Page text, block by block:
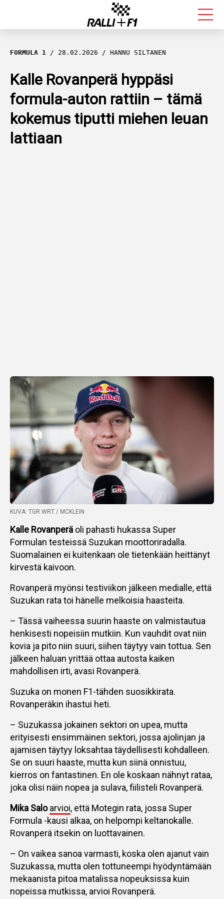
FORMULA 1
RALLI
KALLE ROVANPERÄ
VALTTERI BOTTAS
FORMULA 1 28.02.2026 HANNU SILTANEN
Kalle Rovanperä hyppäsi
formula-auton rattiin – tämä
kokemus tiputti miehen leuan
lattiaan
KUVA: TGR WRT / MCKLEIN
Kalle Rovanperä oli pahasti hukassa Super
Formulan testeissä Suzukan moottoriradalla.
Suomalainen ei kuitenkaan ole tietenkään heittänyt
kirvestä kaivoon.
Rovanperä myönsi testiviikon jälkeen medialle, että
Suzukan rata toi hänelle melkoisia haasteita.
– Tässä vaiheessa suurin haaste on valmistautua
henkisesti nopeisiin mutkiin. Kun vauhdit ovat niin
kovia ja pito niin suuri, siihen täytyy vain tottua. Sen
jälkeen haluan yrittää ottaa autosta kaiken
mahdollisen irti, avasi Rovanperä.
Suzuka on monen F1-tähden suosikkirata.
Rovanperäkin ihastui heti.
– Suzukassa jokainen sektori on upea, mutta
erityisesti ensimmäinen sektori, jossa ajolinjan ja
ajamisen täytyy loksahtaa täydellisesti kohdalleen.
Se on suuri haaste, mutta kun siinä onnistuu,
kierros on fantastinen. En ole koskaan nähnyt rataa,
joka olisi näin nopea ja sulava, fiilisteli Rovanperä.
Mika Salo arvioi, että Motegin rata, jossa Super
Formula -kausi alkaa, on helpompi keltanokalle.
Rovanperä itsekin on luottavainen.
– On vaikea sanoa varmasti, koska olen ajanut vain
Suzukassa, mutta olen tottuneempi hyödyntämään
mekaanista pitoa matalissa nopeuksissa kuin
nopeissa mutkissa, arvioi Rovanperä.